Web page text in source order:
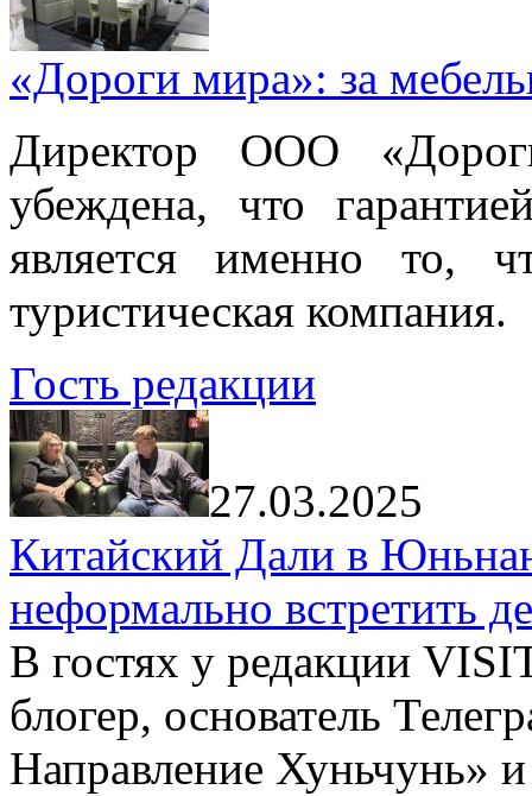
«Дороги мира»: за
Директор ООО
убеждена, что
является именно то,
туристическая компания.
Гость редакции
27.03.2025
Китайский Дали в
неформально встретить
В гостях у редакции
блогер, основатель
Направление Хуньчунь»